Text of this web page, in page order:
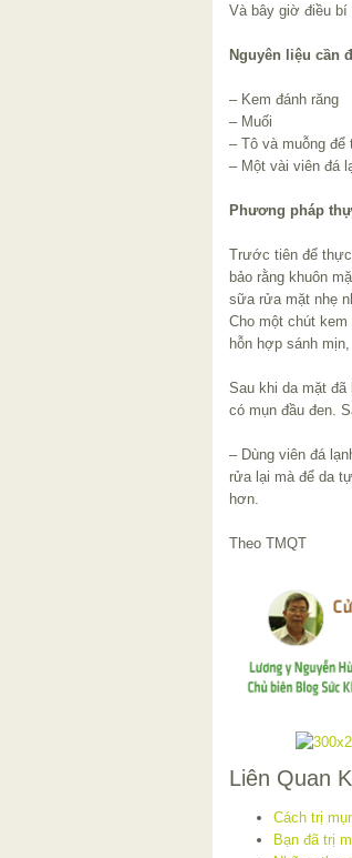
Và bây giờ điều
Nguyên liệu cần
– Kem đánh răng
– Muối
– Tô và muỗng để
– Một vài viên đá
Phương pháp
Trước tiên để
bảo rằng khuôn
sữa rửa mặt nhẹ
Cho một chút kem
hỗn hợp sánh
Sau khi da mặt
có mụn đầu đen.
– Dùng viên đá
rửa lại mà để da
hơn.
Theo TMQT
Liên Quan
Cách trị
Bạn đã trị